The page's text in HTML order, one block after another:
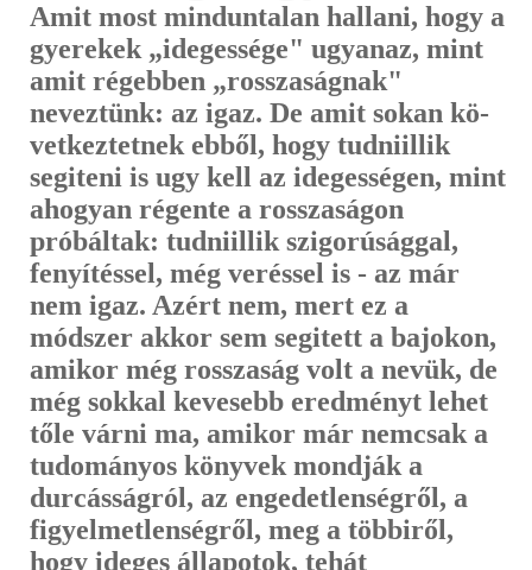
Amit most minduntalan hallani, hogy a
gyerekek „idegessége" ugyanaz, mint
amit régebben „rosszaságnak"
neveztünk: az igaz. De amit sokan kö­
vetkeztetnek ebből, hogy tudniillik
segiteni is ugy kell az idegességen, mint
ahogyan régente a rosszaságon
próbáltak: tudniillik szigorúsággal,
fenyí­téssel, még veréssel is - az már
nem igaz. Azért nem, mert ez a
módszer akkor sem segitett a bajokon,
amikor még rosszaság volt a nevük, de
még sokkal kevesebb eredményt lehet
tőle várni ma, amikor már nemcsak a
tu­dományos könyvek mondják a
durcásságról, az engedetlenségről, a
figyel­metlenségről, meg a többiről,
hogy ideges állapotok, tehát